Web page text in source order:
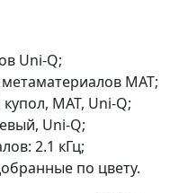
Uni-Q;
МАТ;
MAT, Uni-Q;
Uni-Q;
2.1 кГц;
по цвету.